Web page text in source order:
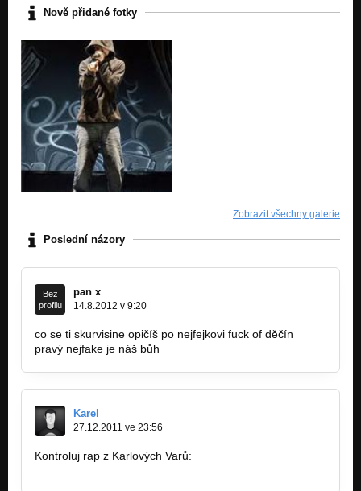
Nově přidané fotky
Zobrazit všechny galerie
Poslední názory
Bez
profilu
pan x
14.8.2012 v 9:20
co se ti skurvisine opičíš po nejfejkovi fuck of děčín
pravý nejfake je náš bůh
Karel
27.12.2011 ve 23:56
Kontroluj rap z Karlových Varů: